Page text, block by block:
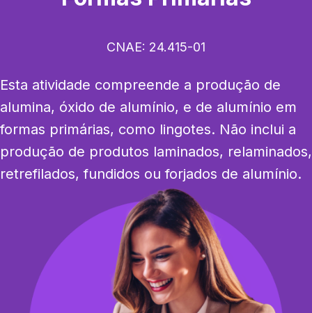
CNAE: 24.415-01
Esta atividade compreende a produção de
alumina, óxido de alumínio, e de alumínio em
formas primárias, como lingotes. Não inclui a
produção de produtos laminados, relaminados,
retrefilados, fundidos ou forjados de alumínio.